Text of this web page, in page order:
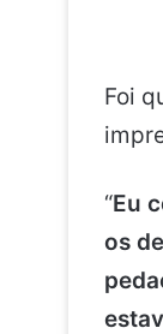
Foi
“Eu
os